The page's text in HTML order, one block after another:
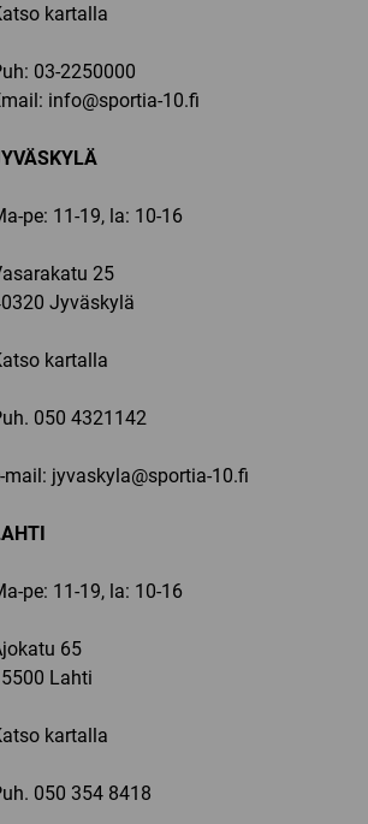
kartalla
03-2250000
info@sportia-10.fi
pe: 11-19, la: 10-16
25
Jyväskylä
kartalla
050 4321142
mail: jyvaskyla@sportia-10.fi
pe: 11-19, la: 10-16
65
Lahti
kartalla
050 354 8418